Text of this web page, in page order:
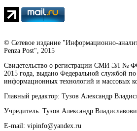
© Сетевое издание "Информационно-
Penza Post", 2015
Свидетельство о регистрации СМИ ЭЛ №
2015 года, выдано Федеральной службой по
информационных технологий и массовых
Главный редактор: Тузов Александр
Учредитель: Тузов Александр
E-mail: vipinfo@yandex.ru